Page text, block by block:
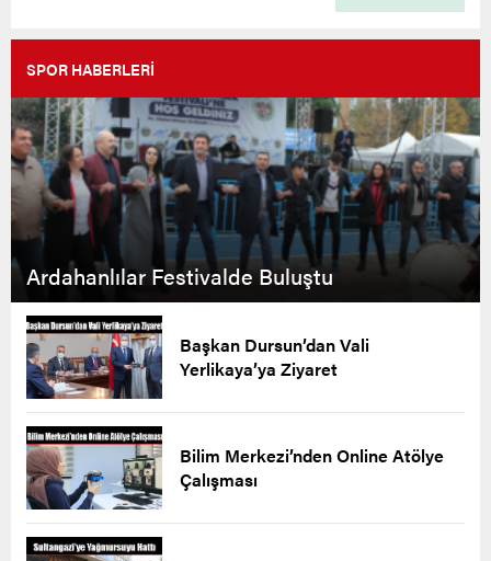
SPOR HABERLERİ
Ardahanlılar Festivalde Buluştu
Başkan Dursun’dan Vali
Yerlikaya’ya Ziyaret
Bilim Merkezi’nden Online Atölye
Çalışması